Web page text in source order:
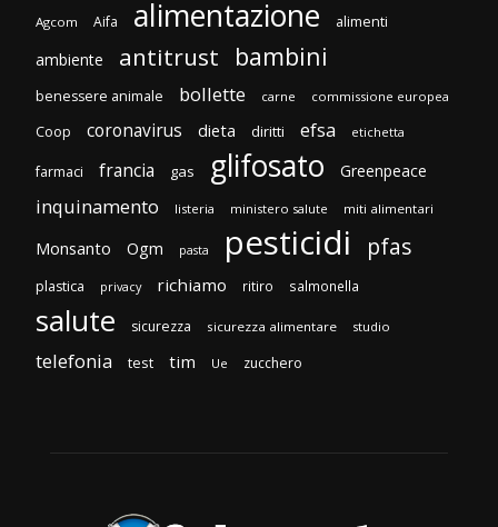
Agcom Aifa alimentazione alimenti
ambiente antitrust bambini
benessere animale bollette carne commissione europea
Coop coronavirus dieta diritti efsa etichetta
farmaci francia gas glifosato Greenpeace
inquinamento listeria ministero salute miti alimentari
Monsanto Ogm pasta pesticidi pfas
plastica privacy richiamo ritiro salmonella
salute sicurezza sicurezza alimentare studio
telefonia test tim Ue zucchero